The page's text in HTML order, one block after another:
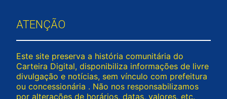
ATENÇÃO
Este site preserva a história comunitária do
Carteira Digital, disponibiliza informações de livre
divulgação e notícias, sem vínculo com prefeitura
ou concessionária . Não nos responsabilizamos
por alterações de horários, datas, valores, etc.